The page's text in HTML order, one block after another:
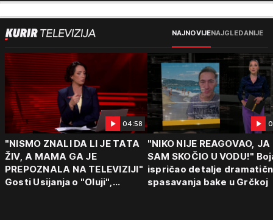
NAJNOVIJENAJGLEDANIJE
04:58
"NISMO ZNALI DA LI JE TATA
ŽIV, A MAMA GA JE
PREPOZNALA NA TELEVIZIJI"
Gosti Usijanja o "Oluji",
"NIKO NIJE REAGOVAO, JA
SAM SKOČIO U VODU!"
ispričao detalje
spasavanja bake u Grčkoj